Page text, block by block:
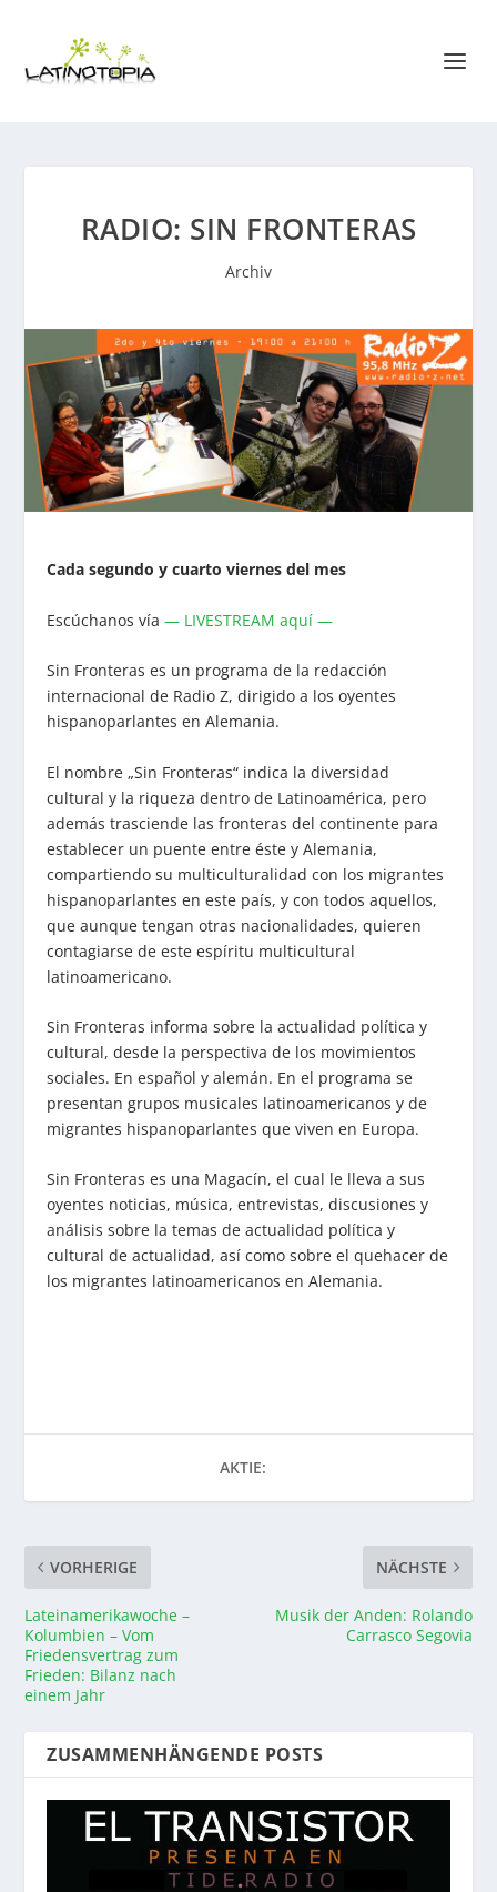
RADIO: SIN FRONTERAS
Archiv
Cada segundo y cuarto viernes del mes
Escúchanos vía— LIVESTREAM aquí —
Sin Fronteras es un programa de la redacción
internacional de Radio Z, dirigido a los oyentes
hispanoparlantes en Alemania.
El nombre „Sin Fronteras“ indica la diversidad
cultural y la riqueza dentro de Latinoamérica, pero
además trasciende las fronteras del continente para
establecer un puente entre éste y Alemania,
compartiendo su multiculturalidad con los migrantes
hispanoparlantes en este país, y con todos aquellos,
que aunque tengan otras nacionalidades, quieren
contagiarse de este espíritu multicultural
latinoamericano.
Sin Fronteras informa sobre la actualidad política y
cultural, desde la perspectiva de los movimientos
sociales. En español y alemán. En el programa se
presentan grupos musicales latinoamericanos y de
migrantes hispanoparlantes que viven en Europa.
Sin Fronteras es una Magacín, el cual le lleva a sus
oyentes noticias, música, entrevistas, discusiones y
análisis sobre la temas de actualidad política y
cultural de actualidad, así como sobre el quehacer de
los migrantes latinoamericanos en Alemania.
AKTIE:
VORHERIGE
Lateinamerikawoche –
Kolumbien – Vom
Friedensvertrag zum
Frieden: Bilanz nach
einem Jahr
NÄCHSTE
Musik der Anden: Rolando
Carrasco Segovia
ZUSAMMENHÄNGENDE POSTS